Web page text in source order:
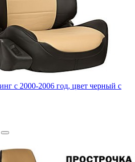
с 2000-2006 год, цвет черный с